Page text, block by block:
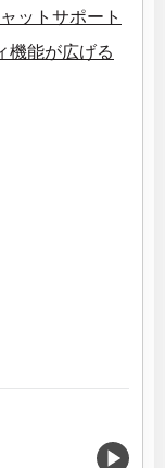
ットサポート
機能が広げる